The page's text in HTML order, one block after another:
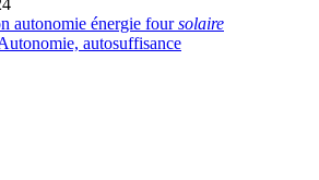
autonomie énergie foursolaire
autosuffisance